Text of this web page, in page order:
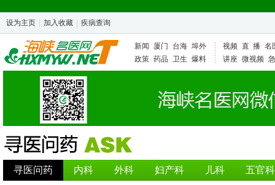
设为主页 加入收藏 疾病查询
新闻 厦门 台海 埠外
政策 药品 卫生 爆料
视频 直 播 名
讲座 微视频
寻医问药 内科 外科 妇产科 儿科 五官科